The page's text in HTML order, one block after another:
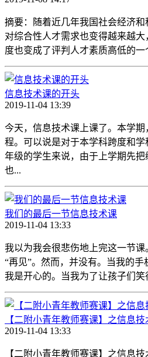
摘要：随着近几年我国社会经济
对综合性人才需求也变得越来越
度也变成了评判人才素质高低的
信息技术课的开头
2019-11-04 13:39
今天，信息技术课上课了。本学
程。可以说是对于本学科跨度和
年级的学生来说，由于上学期先
也...
我们的最后一节信息技术课
2019-11-04 13:33
我以为我会很悲伤地上完这一节
“再见”。然而，并没有。当我的手
我是开心的。当我为了让孩子们
【二附小青年教师赛课】之信息
2019-11-04 13:33
【二附小青年教师赛课】之信息